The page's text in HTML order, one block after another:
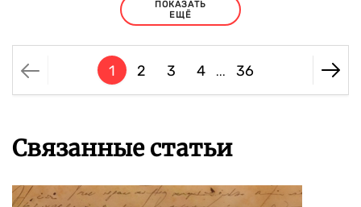
ПОКАЗАТЬ
ЕЩЁ
1 2 3 4 ... 36
Связанные статьи